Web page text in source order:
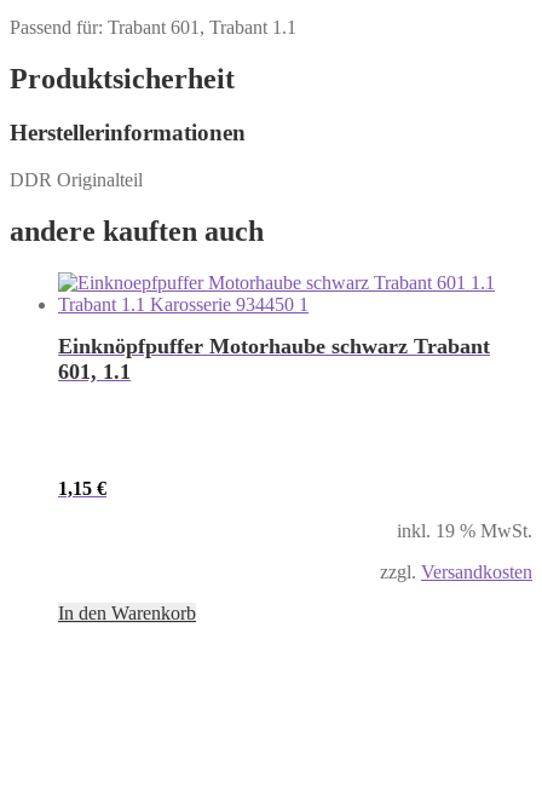
Passend für: Trabant 601, Trabant 1.1
Produktsicherheit
Herstellerinformationen
DDR Originalteil
andere kauften auch
Einknöpfpuffer Motorhaube schwarz Trabant
601, 1.1
1,15 €
inkl. 19 % MwSt.
zzgl. Versandkosten
In den Warenkorb